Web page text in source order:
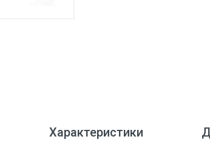
Характеристики